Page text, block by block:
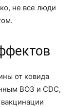
не все люди
от ковида
ВОЗ и CDC,